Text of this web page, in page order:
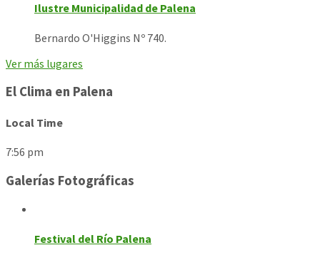
Ilustre Municipalidad de Palena
Bernardo O'Higgins Nº 740.
Ver más lugares
El Clima en Palena
Local Time
7:56 pm
Galerías Fotográficas
Festival del Río Palena